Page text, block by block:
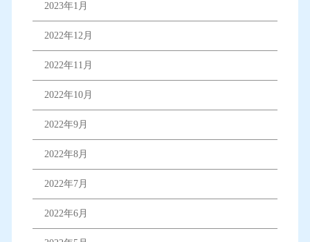
2023年1月
2022年12月
2022年11月
2022年10月
2022年9月
2022年8月
2022年7月
2022年6月